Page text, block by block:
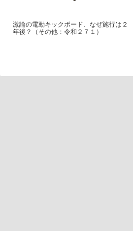
激論の電動キックボード、なぜ施行は２
年後？（その他：令和２７１）